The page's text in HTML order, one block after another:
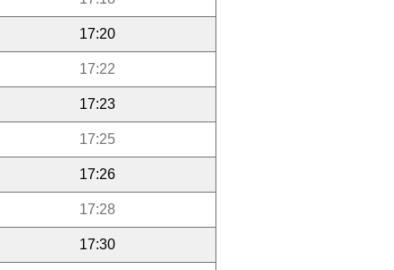
17:20
17:22
17:23
17:25
17:26
17:28
17:30